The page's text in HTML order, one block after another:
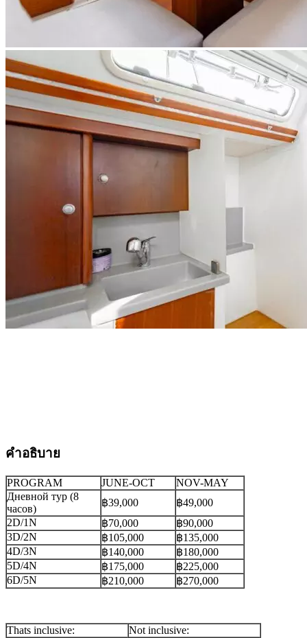
คำอธิบาย
PROGRAM JUNE-OCT
NOV-MAY
Дневной тур (8
часов)
฿39,000
฿49,000
2D/1N
฿70,000
฿90,000
3D/2N
฿105,000
฿135,000
4D/3N
฿140,000
฿180,000
5D/4N
฿175,000
฿225,000
6D/5N
฿210,000 ฿270,000
Thats inclusive:
Not inclusive: